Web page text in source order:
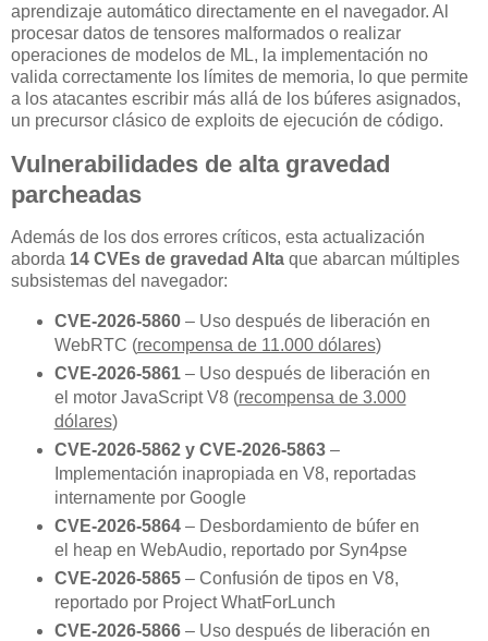
aprendizaje automático directamente en el navegador. Al
procesar datos de tensores malformados o realizar
operaciones de modelos de ML, la implementación no
valida correctamente los límites de memoria, lo que permite
a los atacantes escribir más allá de los búferes asignados,
un precursor clásico de exploits de ejecución de código.
Vulnerabilidades de alta gravedad
parcheadas
Además de los dos errores críticos, esta actualización
aborda 14 CVEs de gravedad Alta que abarcan múltiples
subsistemas del navegador:
CVE-2026-5860– Uso después de liberación en
WebRTC (recompensa de 11.000 dólares)
CVE-2026-5861– Uso después de liberación en
el motor JavaScript V8 (recompensa de 3.000
dólares)
CVE-2026-5862 y CVE-2026-5863–
Implementación inapropiada en V8, reportadas
internamente por Google
CVE-2026-5864– Desbordamiento de búfer en
el heap en WebAudio, reportado por Syn4pse
CVE-2026-5865– Confusión de tipos en V8,
reportado por Project WhatForLunch
CVE-2026-5866– Uso después de liberación en